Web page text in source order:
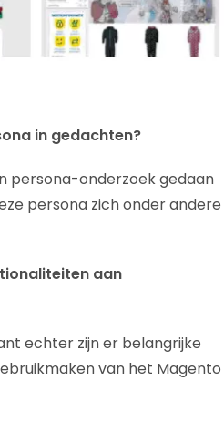
in gedachten?
persona-onderzoek gedaan
persona zich onder andere
aan
echter zijn er belangrijke
van het Magento